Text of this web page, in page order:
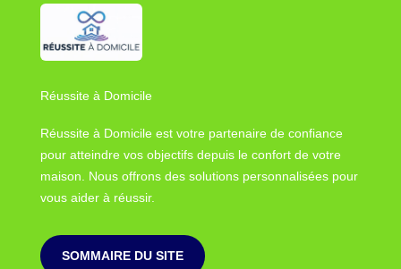
Réussite à Domicile
Réussite à Domicile est votre partenaire de confiance
pour atteindre vos objectifs depuis le confort de votre
maison. Nous offrons des solutions personnalisées pour
vous aider à réussir.
SOMMAIRE DU SITE